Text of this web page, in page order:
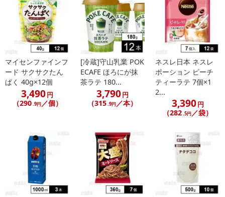
その他共通および商品カテゴリー別注意事項（※必ずご確認くだ
さい）
こちらの情報は 2026年07月09日 時点での情報となります。
マイセンファインフ
ード サクサクたん
ぱく 40g×12個
3,490円
（290.9円／個）
[冷蔵]守山乳業 POK
ECAFE ほろにが抹
茶ラテ 180...
3,790円
（315.9円／本）
ネスレ日本 ネスレ
ポーション ピーチ
ティーラテ 7個×1
2...
3,390円
（282.5円／袋）